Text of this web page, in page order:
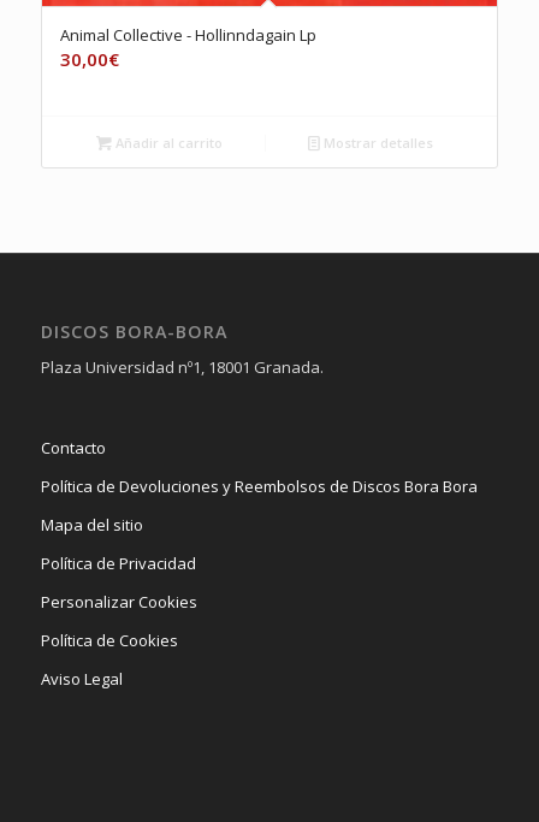
Animal Collective ‎- Hollinndagain Lp
30,00€
Añadir al carrito Mostrar detalles
DISCOS BORA-BORA
Plaza Universidad nº1, 18001 Granada.
Contacto
Política de Devoluciones y Reembolsos de Discos Bora Bora
Mapa del sitio
Política de Privacidad
Personalizar Cookies
Política de Cookies
Aviso Legal